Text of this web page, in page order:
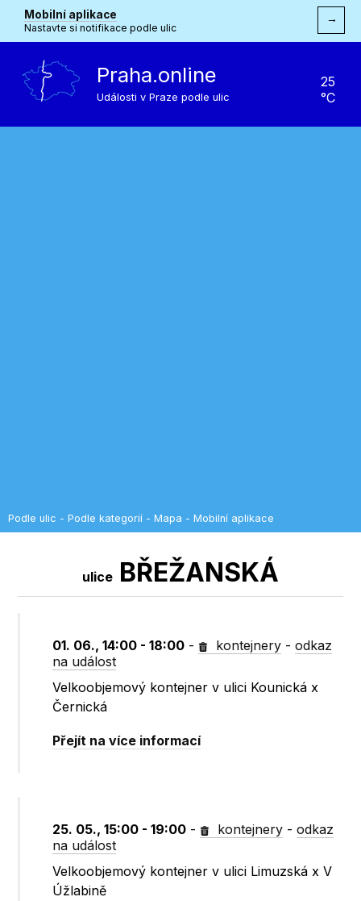
Mobilní aplikace
Nastavte si notifikace podle ulic
→
Praha.online
Události v Praze podle ulic
25
°C
Podle ulic - Podle kategorií - Mapa - Mobilní aplikace
ulice BŘEŽANSKÁ
01. 06., 14:00 - 18:00 - kontejnery -odkaz
na událost
Velkoobjemový kontejner v ulici Kounická x
Černická
Přejít na více informací
25. 05., 15:00 - 19:00 - kontejnery -odkaz
na událost
Velkoobjemový kontejner v ulici Limuzská x V
Úžlabině